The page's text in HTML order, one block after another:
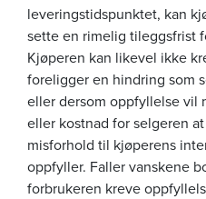
leveringstidspunktet, kan
sette en rimelig tileggsfrist
Kjøperen kan likevel ikke
foreligger en hindring som
eller dersom oppfyllelse vil
eller kostnad for selgeren
misforhold til kjøperens
oppfyller. Faller vanskene
forbrukeren kreve